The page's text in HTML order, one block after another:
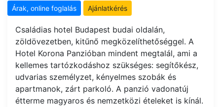
Árak, online foglalás Ajánlatkérés
Családias hotel Budapest budai oldalán,
zöldövezetben, kitűnő megközelíthetőséggel. A
Hotel Korona Panzióban mindent megtalál, ami a
kellemes tartózkodáshoz szükséges: segítőkész,
udvarias személyzet, kényelmes szobák és
apartmanok, zárt parkoló. A panzió vadonatúj
étterme magyaros és nemzetközi ételeket is kínál.